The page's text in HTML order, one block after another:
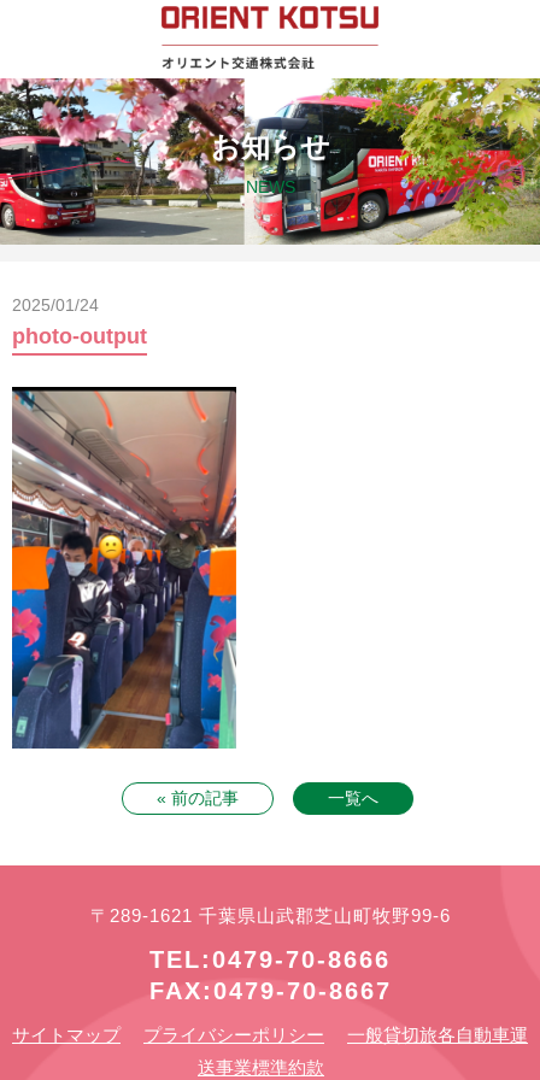
お知らせ
NEWS
2025/01/24
photo-output
« 前の記事 一覧へ
〒289-1621 千葉県山武郡芝山町牧野99-6
TEL:0479-70-8666
FAX:0479-70-8667
サイトマップ プライバシーポリシー
一般貸切旅各自動車運
送事業標準約款